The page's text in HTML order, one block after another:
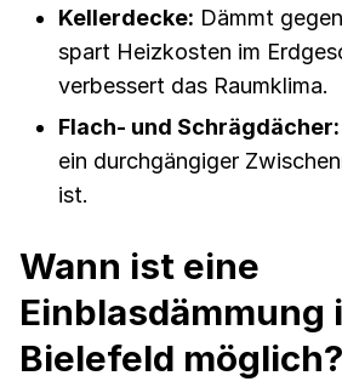
Kellerdecke: Dämmt
spart Heizkosten im
verbessert das Raumklima.
Flach- und Schrägdächer:
ein durchgängiger
ist.
Wann ist eine
Einblasdämmung
Bielefeld möglich?